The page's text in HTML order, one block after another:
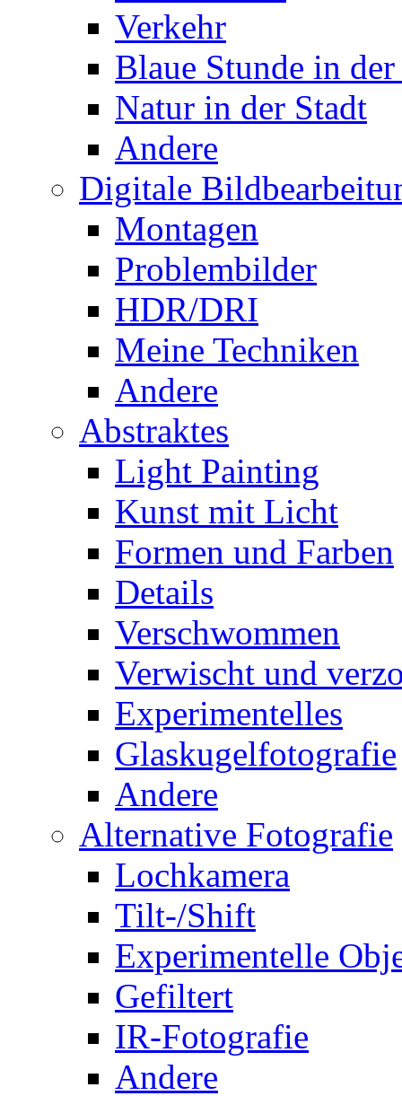
Verkehr
Blaue Stunde in
Natur in der Stadt
Andere
Digitale
Montagen
Problembilder
HDR/DRI
Meine Techniken
Andere
Abstraktes
Light Painting
Kunst mit Licht
Formen und Farben
Details
Verschwommen
Verwischt und
Experimentelles
Glaskugelfotografie
Andere
Alternative Fotografie
Lochkamera
Tilt-/Shift
Experimentelle
Gefiltert
IR-Fotografie
Andere